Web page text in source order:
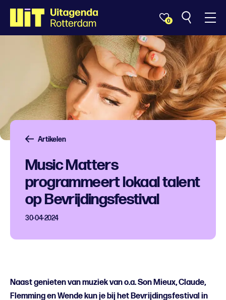
0
Artikelen
Music Matters
programmeert lokaal talent
op Bevrijdingsfestival
30-04-2024
Naast genieten van muziek van o.a. Son Mieux, Claude,
Flemming en Wende kun je bij hetBevrijdingsfestival in